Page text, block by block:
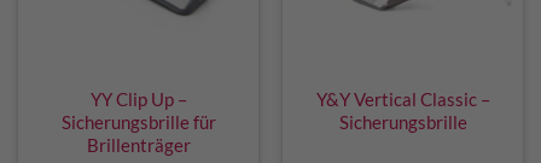
YY Clip Up –
Sicherungsbrille für
Brillenträger
Y&Y Vertical Classic –
Sicherungsbrille